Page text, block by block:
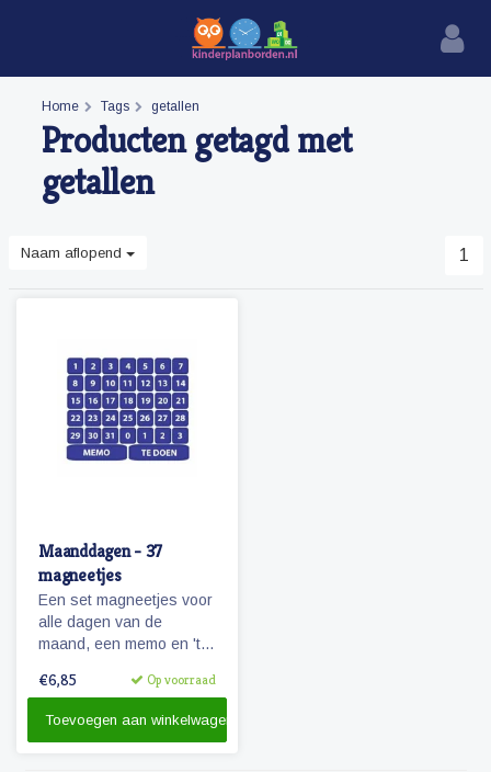
Home Tags getallen
Producten getagd met
getallen
Naam aflopend 1
Maanddagen - 37
magneetjes
Een set magneetjes voor
alle dagen van de
maand, een memo en 'te
extra getallen.
€6,85 Op voorraad
Toevoegen aan winkelwagen